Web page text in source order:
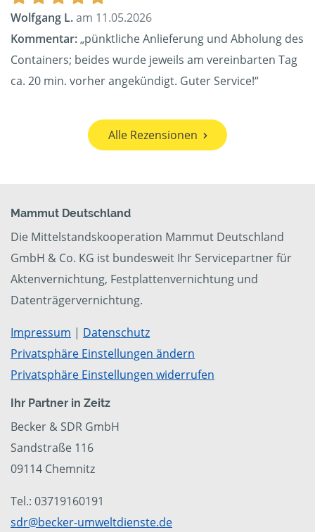
Wolfgang L.am 11.05.2026
Kommentar:„pünktliche Anlieferung und Abholung des
Containers; beides wurde jeweils am vereinbarten Tag
ca. 20 min. vorher angekündigt. Guter Service!“
Alle Rezensionen
Mammut Deutschland
Die Mittelstandskooperation Mammut Deutschland
GmbH & Co. KG ist bundesweit Ihr Servicepartner für
Aktenvernichtung, Festplattenvernichtung und
Datenträgervernichtung.
Impressum | Datenschutz
Privatsphäre Einstellungen ändern
Privatsphäre Einstellungen widerrufen
Ihr Partner in Zeitz
Becker & SDR GmbH
Sandstraße 116
09114 Chemnitz
Tel.: 03719160191
sdr@becker-umweltdienste.de